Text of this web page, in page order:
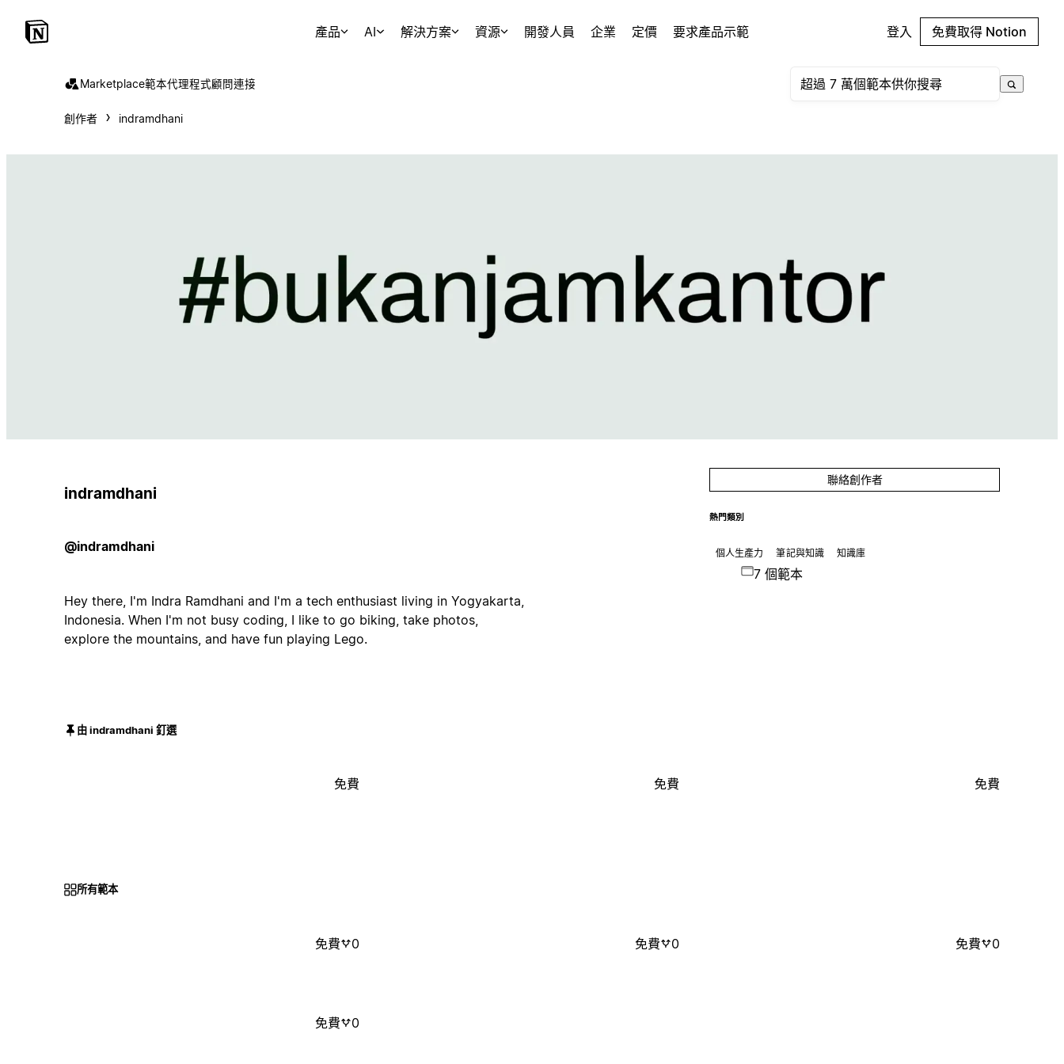
產品 AI 解決方案 資源 開發人員 企業 定價 要求產品示範 登入 免費取得 Notion
Marketplace範本代理程式顧問連接
創作者 indramdhani
indramdhani
@indramdhani
Hey there, I'm Indra Ramdhani and I'm a tech enthusiast living in Yogyakarta,
Indonesia. When I'm not busy coding, I like to go biking, take photos,
explore the mountains, and have fun playing Lego.
聯絡創作者
熱門類別
個人生產力 筆記與知識 知識庫
7 個範本
由 indramdhani 釘選
免費 免費 免費
所有範本
免費 0 免費 0 免費 0
免費 0